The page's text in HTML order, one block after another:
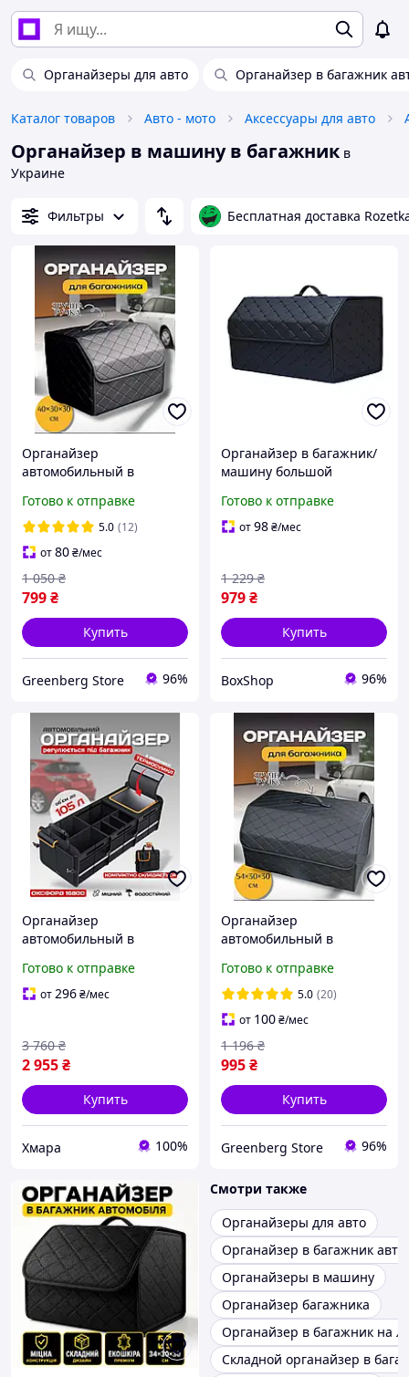
Органайзеры для авто Органайзер в багажник
Каталог товаров Авто - мото Аксессуары для авто
Органайзер в машину в багажник в
Украине
Фильтры Бесплатная доставка
Органайзер
автомобильный в
автомобиля саквояж в
машину ящик для
багажника размер М
Готово к отправке
5.0 (12)
от80₴/мес
799₴
1 050 ₴
Купить
Greenberg Store 96%
Органайзер в багажник/
машину большой
Trunk Box черный (GS-
154736)
Готово к отправке
от98₴/мес
979₴
1 229 ₴
Купить
BoxShop 96%
Органайзер
автомобильный в
большой до 105 л сумка
трансформер ящик
Готово к отправке
от296₴/мес
2 955₴
3 760 ₴
Купить
Хмара 100%
Органайзер
автомобильный в
автомобиля саквояж в
машину ящик для
багажника размер L
Готово к отправке
5.0 (20)
от 100₴/мес
995₴
1 196 ₴
Купить
Greenberg Store 96%
Смотри также
Органайзеры для авто
Органайзер в багажник
Органайзеры в машину
Органайзер багажника
Органайзер в багажник на
Складной органайзер в